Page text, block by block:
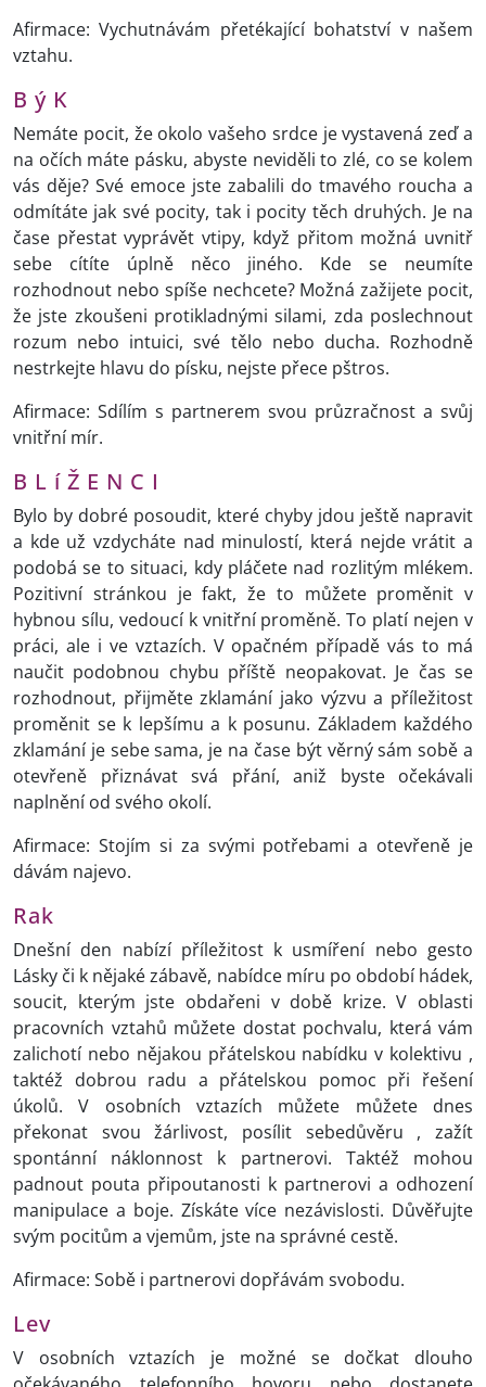
Afirmace: Vychutnávám přetékající bohatství v našem
vztahu.
B ý K
Nemáte pocit, že okolo vašeho srdce je vystavená zeď a
na očích máte pásku, abyste neviděli to zlé, co se kolem
vás děje? Své emoce jste zabalili do tmavého roucha a
odmítáte jak své pocity, tak i pocity těch druhých. Je na
čase přestat vyprávět vtipy, když přitom možná uvnitř
sebe cítíte úplně něco jiného. Kde se neumíte
rozhodnout nebo spíše nechcete? Možná zažijete pocit,
že jste zkoušeni protikladnými silami, zda poslechnout
rozum nebo intuici, své tělo nebo ducha. Rozhodně
nestrkejte hlavu do písku, nejste přece pštros.
Afirmace: Sdílím s partnerem svou průzračnost a svůj
vnitřní mír.
B L í Ž E N C I
Bylo by dobré posoudit, které chyby jdou ještě napravit
a kde už vzdycháte nad minulostí, která nejde vrátit a
podobá se to situaci, kdy pláčete nad rozlitým mlékem.
Pozitivní stránkou je fakt, že to můžete proměnit v
hybnou sílu, vedoucí k vnitřní proměně. To platí nejen v
práci, ale i ve vztazích. V opačném případě vás to má
naučit podobnou chybu příště neopakovat. Je čas se
rozhodnout, přijměte zklamání jako výzvu a příležitost
proměnit se k lepšímu a k posunu. Základem každého
zklamání je sebe sama, je na čase být věrný sám sobě a
otevřeně přiznávat svá přání, aniž byste očekávali
naplnění od svého okolí.
Afirmace: Stojím si za svými potřebami a otevřeně je
dávám najevo.
Rak
Dnešní den nabízí příležitost k usmíření nebo gesto
Lásky či k nějaké zábavě, nabídce míru po období hádek,
soucit, kterým jste obdařeni v době krize. V oblasti
pracovních vztahů můžete dostat pochvalu, která vám
zalichotí nebo nějakou přátelskou nabídku v kolektivu ,
taktéž dobrou radu a přátelskou pomoc při řešení
úkolů. V osobních vztazích můžete můžete dnes
překonat svou žárlivost, posílit sebedůvěru , zažít
spontánní náklonnost k partnerovi. Taktéž mohou
padnout pouta připoutanosti k partnerovi a odhození
manipulace a boje. Získáte více nezávislosti. Důvěřujte
svým pocitům a vjemům, jste na správné cestě.
Afirmace: Sobě i partnerovi dopřávám svobodu.
Lev
V osobních vztazích je možné se dočkat dlouho